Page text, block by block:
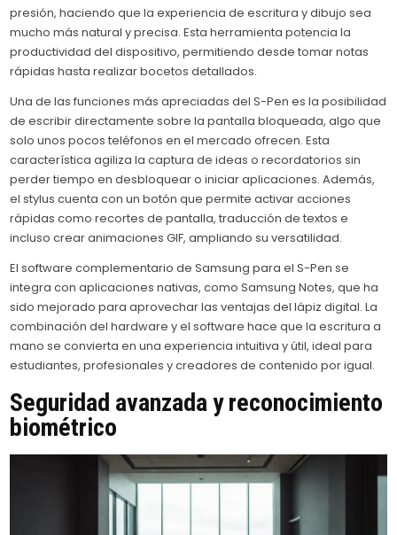
presión, haciendo que la experiencia de escritura y dibujo sea
mucho más natural y precisa. Esta herramienta potencia la
productividad del dispositivo, permitiendo desde tomar notas
rápidas hasta realizar bocetos detallados.
Una de las funciones más apreciadas del S-Pen es la posibilidad
de escribir directamente sobre la pantalla bloqueada, algo que
solo unos pocos teléfonos en el mercado ofrecen. Esta
característica agiliza la captura de ideas o recordatorios sin
perder tiempo en desbloquear o iniciar aplicaciones. Además,
el stylus cuenta con un botón que permite activar acciones
rápidas como recortes de pantalla, traducción de textos e
incluso crear animaciones GIF, ampliando su versatilidad.
El software complementario de Samsung para el S-Pen se
integra con aplicaciones nativas, como Samsung Notes, que ha
sido mejorado para aprovechar las ventajas del lápiz digital. La
combinación del hardware y el software hace que la escritura a
mano se convierta en una experiencia intuitiva y útil, ideal para
estudiantes, profesionales y creadores de contenido por igual.
Seguridad avanzada y reconocimiento
biométrico